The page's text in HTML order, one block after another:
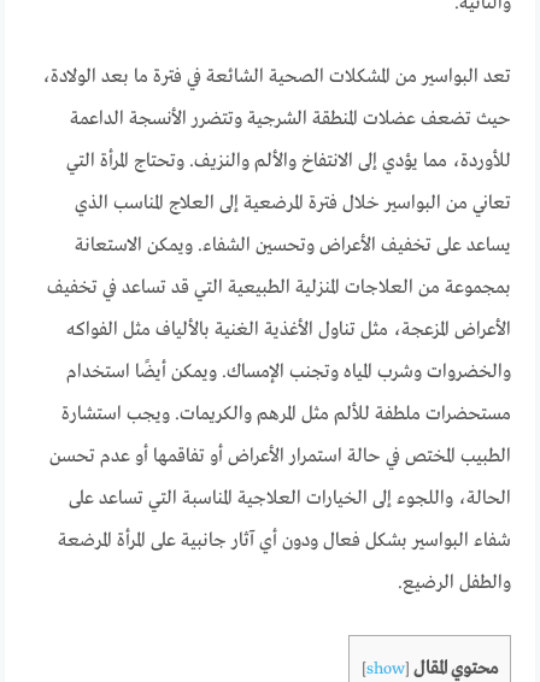
تعد البواسير من المشكلات الصحية الشائعة في فترة ما بعد الولادة،
حيث تضعف عضلات المنطقة الشرجية وتتضرر الأنسجة الداعمة
للأوردة، مما يؤدي إلى الانتفاخ والألم والنزيف. وتحتاج المرأة التي
تعاني من البواسير خلال فترة المرضعية إلى العلاج المناسب الذي
يساعد على تخفيف الأعراض وتحسين الشفاء. ويمكن الاستعانة
بمجموعة من العلاجات المنزلية الطبيعية التي قد تساعد في تخفيف
الأعراض المزعجة، مثل تناول الأغذية الغنية بالألياف مثل الفواكه
والخضروات وشرب المياه وتجنب الإمساك. ويمكن أيضًا استخدام
مستحضرات ملطفة للألم مثل المرهم والكريمات. ويجب استشارة
الطبيب المختص في حالة استمرار الأعراض أو تفاقمها أو عدم تحسن
الحالة، واللجوء إلى الخيارات العلاجية المناسبة التي تساعد على
شفاء البواسير بشكل فعال ودون أي آثار جانبية على المرأة المرضعة
والطفل الرضيع.
محتوي المقال [
show
]